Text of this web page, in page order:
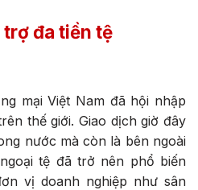
đa tiền tệ
mại Việt Nam đã hội nhập
thế giới. Giao dịch giờ đây
nước mà còn là bên ngoài
tệ đã trở nên phổ biến
vị doanh nghiệp như sân